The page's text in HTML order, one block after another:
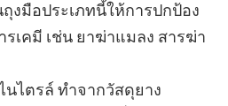
งมือประเภทนี้ให้การปกป้อง
เคมี เช่น ยาฆ่าแมลง สารฆ่า
ไตรล์ ทำจากวัสดุยาง